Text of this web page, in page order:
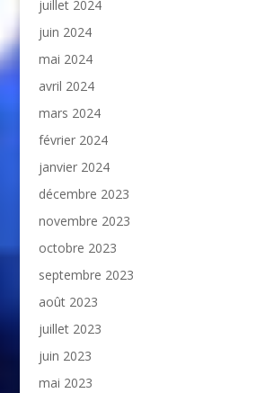
juillet 2024
juin 2024
mai 2024
avril 2024
mars 2024
février 2024
janvier 2024
décembre 2023
novembre 2023
octobre 2023
septembre 2023
août 2023
juillet 2023
juin 2023
mai 2023